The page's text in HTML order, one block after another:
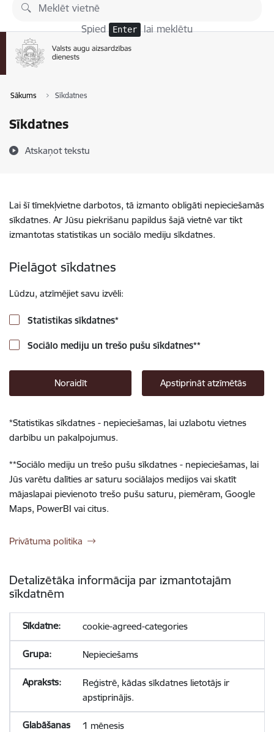
Pāriet uz lapas saturu
Spied Enter lai meklētu
Sākums Sīkdatnes
Sīkdatnes
Atskaņot tekstu
Lai šī tīmekļvietne darbotos, tā izmanto obligāti nepieciešamās
sīkdatnes. Ar Jūsu piekrišanu papildus šajā vietnē var tikt
izmantotas statistikas un sociālo mediju sīkdatnes.
Pielāgot sīkdatnes
Lūdzu, atzīmējiet savu izvēli:
Statistikas sīkdatnes*
Sociālo mediju un trešo pušu sīkdatnes**
Noraidīt Apstiprināt atzīmētās
*Statistikas sīkdatnes - nepieciešamas, lai uzlabotu vietnes
darbību un pakalpojumus.
**Sociālo mediju un trešo pušu sīkdatnes - nepieciešamas, lai
Jūs varētu dalīties ar saturu sociālajos medijos vai skatīt
mājaslapai pievienoto trešo pušu saturu, piemēram, Google
Maps, PowerBI vai citus.
Privātuma politika
Detalizētāka informācija par izmantotajām
sīkdatnēm
cookie-agreed-categories
Nepieciešams
Reģistrē, kādas sīkdatnes lietotājs ir
apstiprinājis.
1 mēnesis